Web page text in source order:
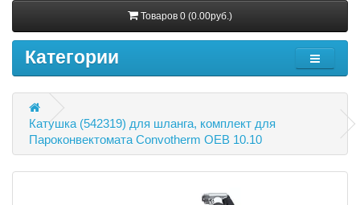
Товаров 0 (0.00руб.)
Категории
Катушка (542319) для шланга, комплект для
Пароконвектомата Convotherm OEB 10.10